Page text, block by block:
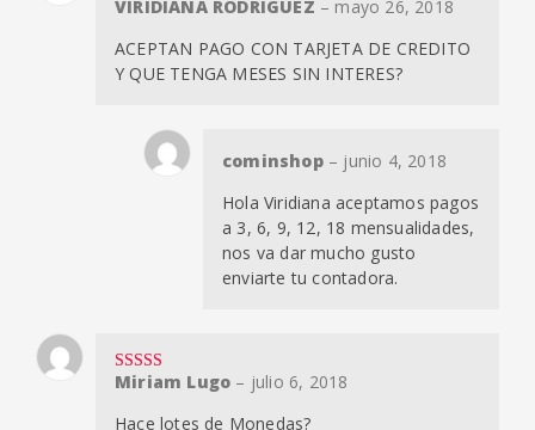
Valorado
VIRIDIANA RODRIGUEZ – mayo 26, 2018
ACEPTAN PAGO CON TARJETA DE CREDITO
Y QUE TENGA MESES SIN INTERES?
cominshop – junio 4, 2018
Hola Viridiana aceptamos pagos
a 3, 6, 9, 12, 18 mensualidades,
nos va dar mucho gusto
enviarte tu contadora.
Valorado en
Miriam Lugo – julio 6, 2018
Hace lotes de Monedas?